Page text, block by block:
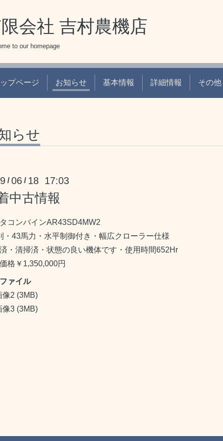
会社 吉村農機店
to our homepage
ップページ お知らせ 基本情報 詳細情報 その他
らせ
/06 / 18 17:03
中古情報
コンバインAR43SD4MW2
・43馬力・水平制御付き・幅広クローラー仕様
・清掃済・状態の良い機体です・使用時間652Hr
格￥1,350,000円
ァイル
像2 (3MB)
像3 (3MB)